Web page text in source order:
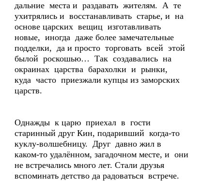
дальние места и раздавать жителям. А те
ухитрялись и восстанавливать старье, и на
основе царских вещиц изготавливать
новые, иногда даже более замечательные
подделки, да и просто торговать всей этой
былой роскошью… Так создавались на
окраинах царства барахолки и рынки,
куда часто приезжали купцы из заморских
царств.
Однажды к царю приехал в гости
старинный друг Кин, подаривший когда-то
куклу-волшебницу. Друг давно жил в
каком-то удалённом, загадочном месте, и они
не встречались много лет. Стали друзья
вспоминать детство да радоваться встрече.